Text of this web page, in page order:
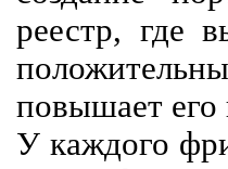
реестр, где
повышает
У каждого